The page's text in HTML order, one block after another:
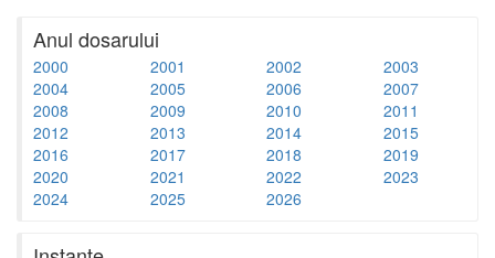
Anul dosarului
2000 2001 2002
2003
2004
2005 2006
2007
2008
2009 2010
2011
2012
2013 2014
2015
2016
2017 2018
2019
2020
2021 2022
2023
2024
2025 2026